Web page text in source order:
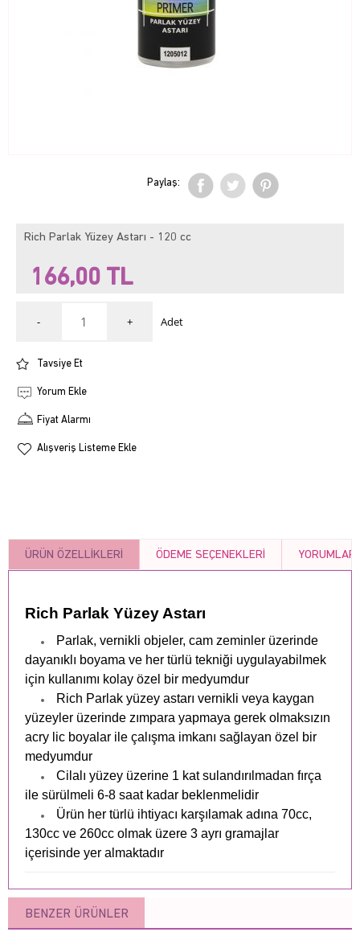
Paylaş:
Rich Parlak Yüzey Astarı - 120 cc
166,00 TL
- + Adet
Tavsiye Et
Yorum Ekle
Fiyat Alarmı
Alışveriş Listeme Ekle
ÜRÜN ÖZELLIKLERI ÖDEME SEÇENEKLERI YORUMLAR
Rich Parlak Yüzey Astarı
Parlak, vernikli objeler, cam zeminler üzerinde
dayanıklı boyama ve her türlü tekniği uygulayabilmek
için kullanımı kolay özel bir medyumdur
Rich Parlak yüzey astarı vernikli veya kaygan
yüzeyler üzerinde zımpara yapmaya gerek olmaksızın
acry lic boyalar ile çalışma imkanı sağlayan özel bir
medyumdur
Cilalı yüzey üzerine 1 kat sulandırılmadan fırça
ile sürülmeli 6-8 saat kadar beklenmelidir
Ürün her türlü ihtiyacı karşılamak adına 70cc,
130cc ve 260cc olmak üzere 3 ayrı gramajlar
içerisinde yer almaktadır
BENZER ÜRÜNLER